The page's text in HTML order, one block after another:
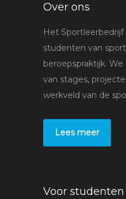
Over ons
Het
studenten van
beroepspraktijk.
van stages,
werkveld van de
Lees meer
Voor studenten